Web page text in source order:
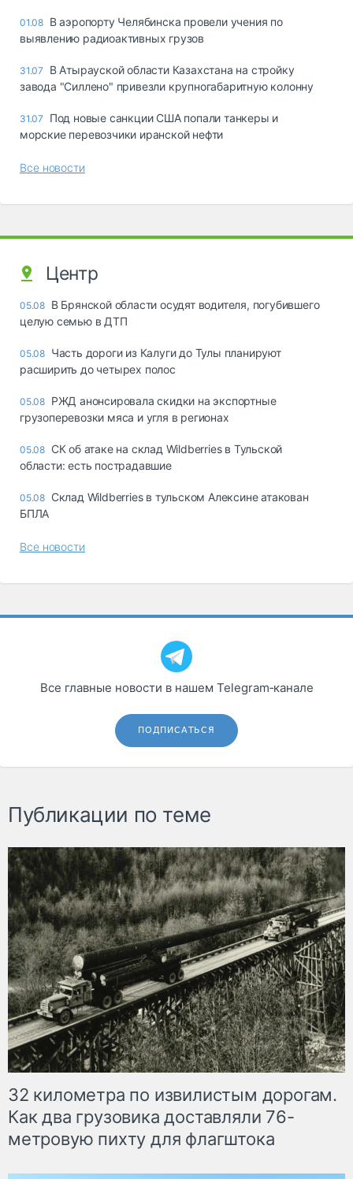
01.08 В аэропорту Челябинска провели учения по
выявлению радиоактивных грузов
31.07
В Атырауской области Казахстана на стройку
завода "Силлено" привезли крупногабаритную колонну
31.07
Под новые санкции США попали танкеры и
морские перевозчики иранской нефти
Все новости
Центр
05.08 В Брянской области осудят водителя, погубившего
целую семью в ДТП
05.08 Часть дороги из Калуги до Тулы планируют
расширить до четырех полос
05.08 РЖД анонсировала скидки на экспортные
грузоперевозки мяса и угля в регионах
05.08 СК об атаке на склад Wildberries в Тульской
области: есть пострадавшие
05.08 Склад Wildberries в тульском Алексине атакован
БПЛА
Все новости
Все главные новости в нашем Telegram‑канале
ПОДПИСАТЬСЯ
Публикации по теме
32 километра по извилистым дорогам.
Как два грузовика доставляли 76-
метровую пихту для флагштока